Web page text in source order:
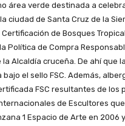
área verde destinada a
ciudad de Santa Cruz de la
de Bosques
Política de Compra
Alcaldía cruceña. De ahí que
el sello FSC. Además,
FSC resultantes de los
de Escultores
1 Espacio de Arte en 2006